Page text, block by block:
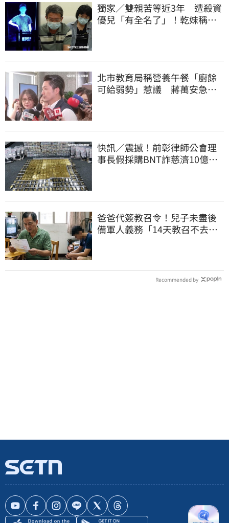
獨家／雙親苦等近3年 遭殺資
優兒「有全名了」！乾妹稱賠
北市教育局稱營養午餐「廚餘
可給弱勢」惹議 蔣萬安急
快訊／震撼！前彰律師公會理
事長假採購BNT詐慈濟10億、
爸爸代簽教召令！兒子未盡後
備軍人義務「14天教召不去」
Recommended by